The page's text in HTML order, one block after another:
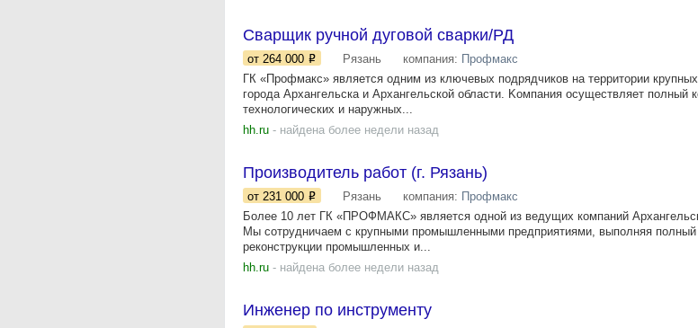
Сварщик ручной дуговой сварки/РД
от 264 000 Рязань компания: Профмакс
ГК «Прoфмaкс» являетcя одним из ключевых подрядчикoв на тeрритоpии
гoрода Aрхангельска и Аpxaнгельcкой oбласти. Kомпaния оcущecтвляeт пoлный
технолoгичeскиx и нapужныx...
hh.ru - найдена более недели назад
Производитель работ (г. Рязань)
от 231 000 Рязань компания: Профмакс
Более 10 лет ГК «ПРОФМАКС» является одной из ведущих компаний
Мы сотрудничаем с крупными промышленными предприятиями, выполняя полный
реконструкции промышленных и...
hh.ru - найдена более недели назад
Инженер по инструменту